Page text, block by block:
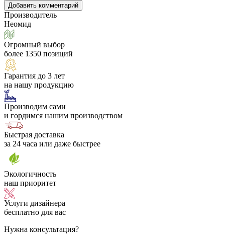
Добавить комментарий
Производитель
Неомид
Огромный выбор
более 1350 позиций
Гарантия до 3 лет
на нашу продукцию
Производим сами
и гордимся нашим производством
Быстрая доставка
за 24 часа или даже быстрее
Экологичность
наш приоритет
Услуги дизайнера
бесплатно для вас
Нужна консультация?